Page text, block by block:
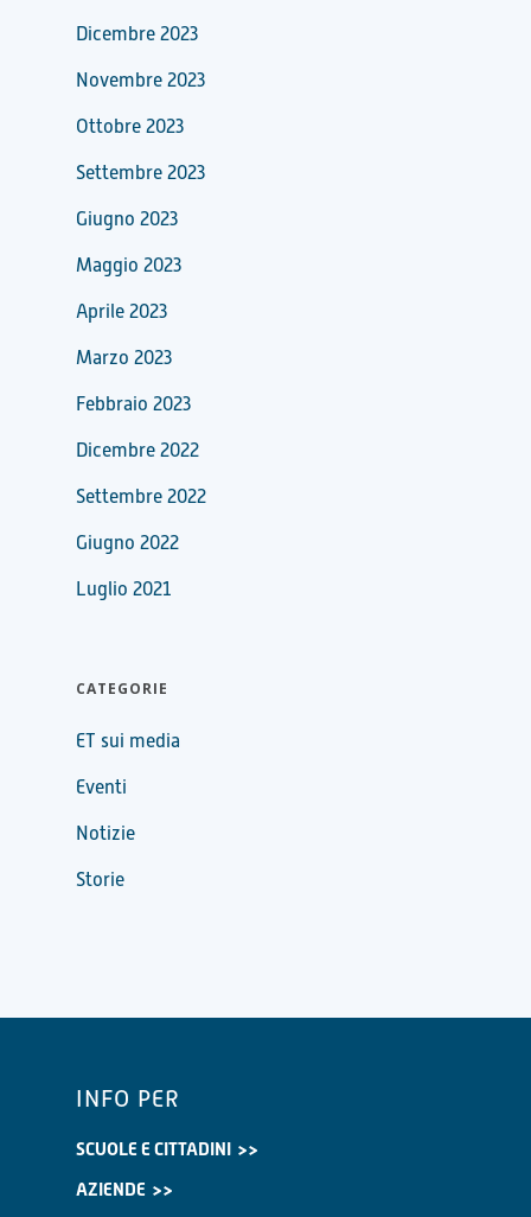
Dicembre 2023
Novembre 2023
Ottobre 2023
Settembre 2023
Giugno 2023
Maggio 2023
Aprile 2023
Marzo 2023
Febbraio 2023
Dicembre 2022
Settembre 2022
Giugno 2022
Luglio 2021
CATEGORIE
ET sui media
Eventi
Notizie
Storie
INFO PER
SCUOLE E CITTADINI
AZIENDE